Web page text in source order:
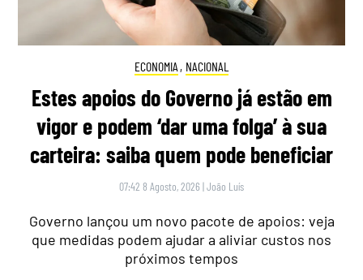
ECONOMIA , NACIONAL
Estes apoios do Governo já estão em
vigor e podem ‘dar uma folga’ à sua
carteira: saiba quem pode beneficiar
07:42 8 Agosto, 2026 |João Luís
Governo lançou um novo pacote de apoios: veja
que medidas podem ajudar a aliviar custos nos
próximos tempos